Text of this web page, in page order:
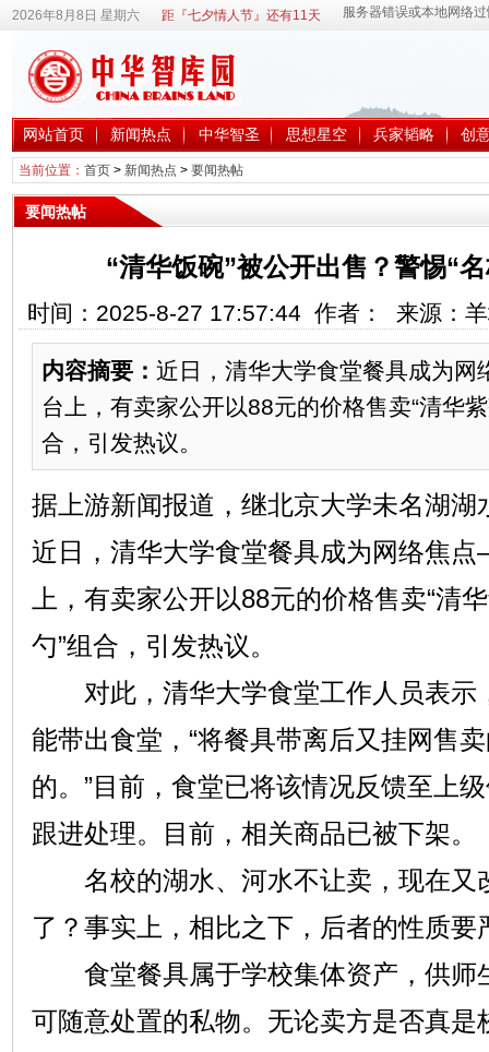
2026年8月8日 星期六 距『七夕情人节』还有11天
网站首页 新闻热点 中华智圣 思想星空 兵家韬略 创
当前位置： 首页> 新闻热点 > 要闻热帖
要闻热帖
“清华饭碗”被公开出售？警惕“
时间：2025-8-27 17:57:44 作者： 来源：
内容摘要： 近日，清华大学食堂餐具成为
台上，有卖家公开以88元的价格售卖“清华
合，引发热议。
据上游新闻报道，继北京大学未名湖湖
近日，清华大学食堂餐具成为网络焦
上，有卖家公开以88元的价格售卖“清
勺”组合，引发热议。
对此，清华大学食堂工作人员表示
能带出食堂，“将餐具带离后又挂网售
的。”目前，食堂已将该情况反馈至上
跟进处理。目前，相关商品已被下架。
名校的湖水、河水不让卖，现在又
了？事实上，相比之下，后者的性质要
食堂餐具属于学校集体资产，供师
可随意处置的私物。无论卖方是否真是